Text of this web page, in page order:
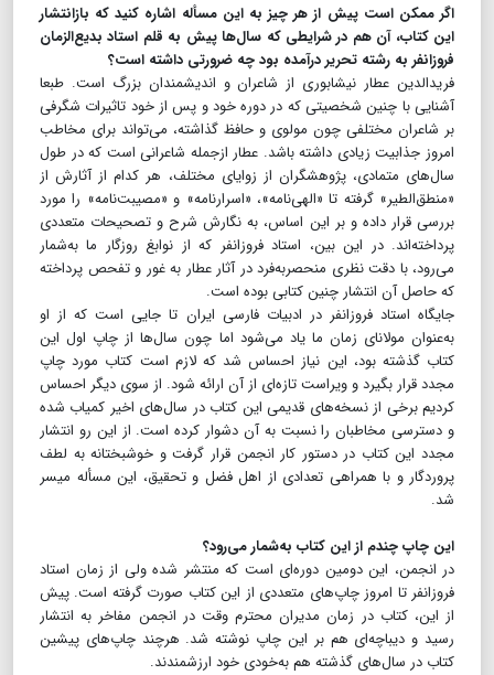
اگر ممکن است پیش از هر چیز به این مسأله اشاره کنید که بازانتشار
این کتاب، آن هم در شرایطی که سال‌ها پیش به قلم استاد بدیع‌الزمان
فروزانفر به رشته تحریر درآمده بود چه ضرورتی داشته است؟
فریدالدین عطار نیشابوری از شاعران و اندیشمندان بزرگ است. طبعا
آشنایی با چنین شخصیتی که در دوره خود و پس از خود تاثیرات شگرفی
بر شاعران مختلفی چون مولوی و حافظ گذاشته، می‌تواند برای مخاطب
امروز جذابیت زیادی داشته باشد. عطار ازجمله شاعرانی است که در طول
سال‌های متمادی، پژوهشگران از زوایای مختلف، هر کدام از آثارش از
«منطق‌الطیر» گرفته تا «الهی‌نامه»، «اسرارنامه» و «مصیبت‌نامه» را مورد
بررسی قرار داده و بر این اساس، به نگارش شرح و تصحیحات متعددی
پرداخته‌اند. در این بین، استاد فروزانفر که از نوابغ روزگار ما به‌شمار
می‌رود، با دقت‌ نظری منحصربه‌فرد در آثار عطار به غور و تفحص پرداخته
که حاصل آن انتشار چنین کتابی بوده است.
جایگاه استاد فروزانفر در ادبیات فارسی ایران تا جایی است که از او
به‌عنوان مولانای زمان ما یاد می‌شود اما چون سال‌ها از چاپ اول این
کتاب گذشته بود، این نیاز احساس شد که لازم است کتاب مورد چاپ
مجدد قرار بگیرد و ویراست تازه‌ای از آن ارائه شود. از سوی دیگر احساس
کردیم برخی از نسخه‌های قدیمی این کتاب در سال‌های اخیر کمیاب شده
و دسترسی مخاطبان را نسبت به آن دشوار کرده است. از این رو انتشار
مجدد این کتاب در دستور کار انجمن قرار گرفت و خوشبختانه به لطف
پروردگار و با همراهی تعدادی از اهل فضل و تحقیق، این مسأله میسر
شد.
این چاپ چندم از این کتاب به‌شمار می‌رود؟
در انجمن، این دومین دوره‌ای است که منتشر شده ولی از زمان استاد
فروزانفر تا امروز چاپ‌های متعددی از این کتاب صورت گرفته است. پیش
از این، کتاب در زمان مدیران محترم وقت در انجمن مفاخر به انتشار
رسید و دیباچه‌ای هم بر این چاپ نوشته شد. هرچند چاپ‌های پیشین
کتاب در سال‌های گذشته هم به‌خودی خود ارزشمندند.